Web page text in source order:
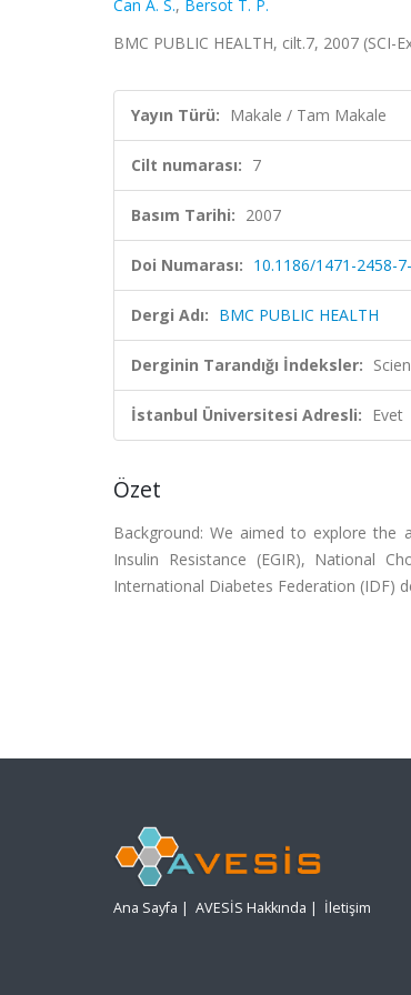
Can A. S., Bersot T. P.
BMC PUBLIC HEALTH, cilt.7, 2007 (SCI-
Yayın Türü: Makale / Tam Makale
Cilt numarası: 7
Basım Tarihi: 2007
Doi Numarası: 10.1186/1471-2458-
Dergi Adı: BMC PUBLIC HEALTH
Derginin Tarandığı İndeksler:
İstanbul Üniversitesi Adresli: Evet
Özet
Background: We aimed to explore the
Insulin Resistance (EGIR), National
International Diabetes Federation (IDF)
Ana Sayfa | AVESİS Hakkında | İletişim